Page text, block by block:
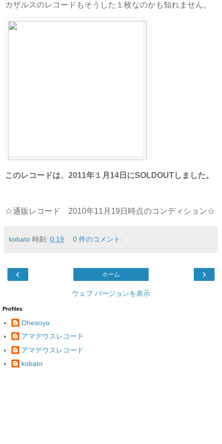
カザルスのレコードもそうした１枚なのかも知れません。
このレコードは、2011年１月14日にSOLDOUTしました。
☆通販レコード 2010年11月19日時点のコンディション☆
kobato 時刻: 0:19 0 件のコメント:
‹ ›
ホーム
ウェブ バージョンを表示
Profiles
Ohesoya
アマデウスレコード
アマデウスレコード
kobato